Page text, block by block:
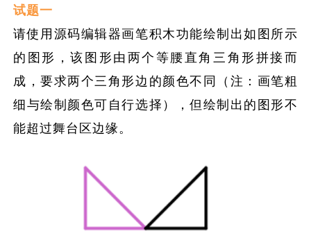
试题一
请使用源码编辑器画笔积木功能绘制出如图所示
的图形，该图形由两个等腰直角三角形拼接而
成，要求两个三角形边的颜色不同（注：画笔粗
细与绘制颜色可自行选择），但绘制出的图形不
能超过舞台区边缘。